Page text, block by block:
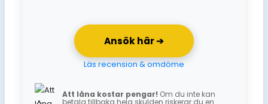
Ansök här ➔
Läs recension & omdöme
Att låna kostar pengar! Om du inte kan
betala tillbaka hela skulden riskerar du en